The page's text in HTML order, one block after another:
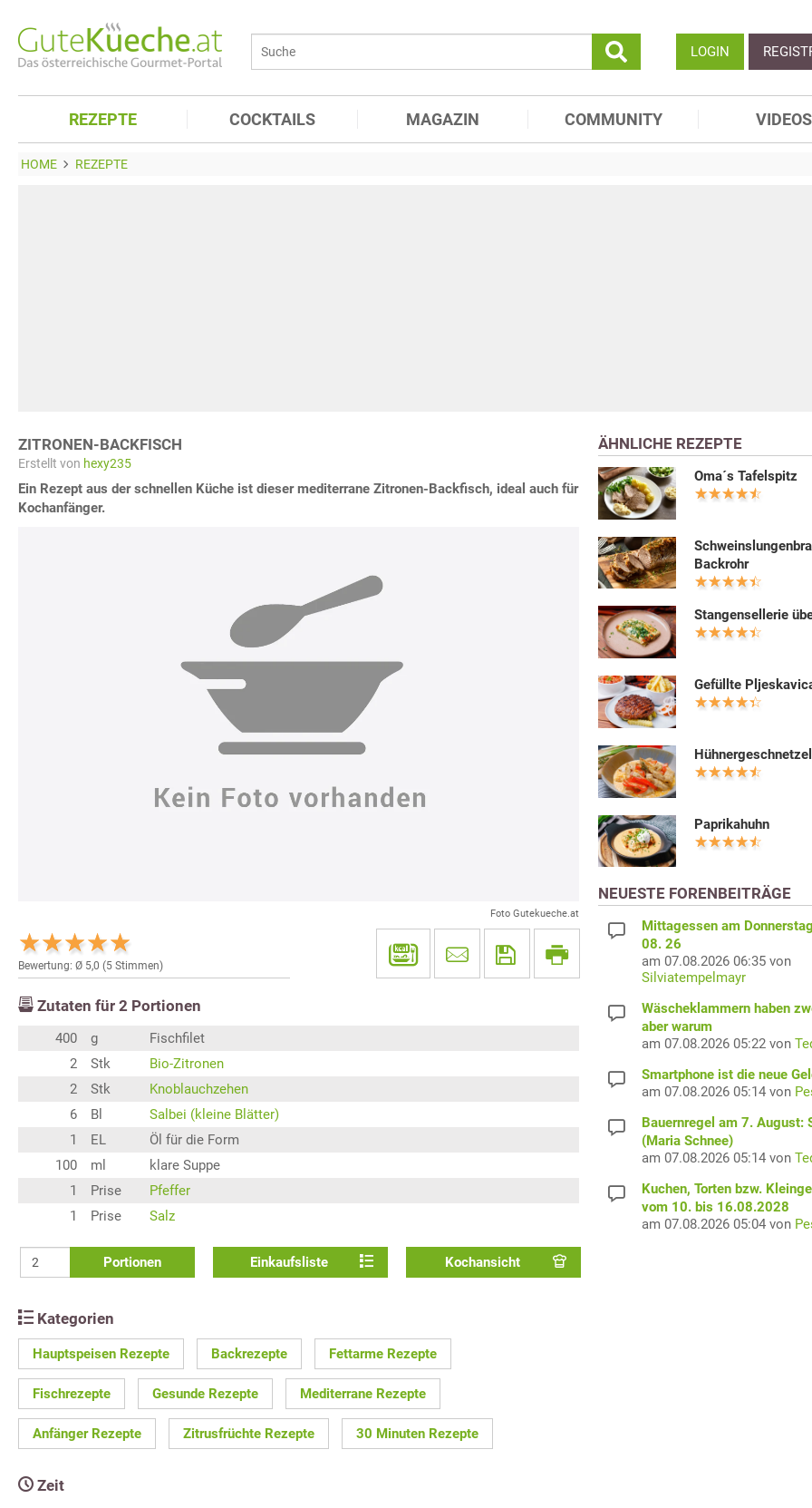
LOGIN
REZEPTE COCKTAILS MAGAZIN COMMUNITY VIDEOS
HOME REZEPTE
ZITRONEN-BACKFISCH
Erstellt von hexy235
Ein Rezept aus der schnellen Küche ist dieser mediterrane Zitronen-Backfisch, ideal auch für
Kochanfänger.
Foto Gutekueche.at
Bewertung: Ø 5,0 (5 Stimmen)
Zutaten für 2 Portionen
400 g
Fischfilet
2
Stk
Bio-Zitronen
2
Stk
Knoblauchzehen
6
Bl
Salbei (kleine Blätter)
1
EL
Öl für die Form
100
ml
klare Suppe
1
Prise
Pfeffer
1
Prise Salz
Portionen Einkaufsliste Kochansicht
Kategorien
Hauptspeisen Rezepte Backrezepte Fettarme Rezepte
Fischrezepte Gesunde Rezepte Mediterrane Rezepte
Anfänger Rezepte Zitrusfrüchte Rezepte 30 Minuten Rezepte
Zeit
ÄHNLICHE REZEPTE
Oma´s Tafelspitz
Backrohr
Stangensellerie
Gefüllte
Paprikahuhn
NEUESTE FORENBEITRÄGE
Mittagessen am
08. 26
am 07.08.2026 06:35 von
Silviatempelmayr
Wäscheklammern haben
aber warum
am 07.08.2026 05:22 von
Smartphone ist die neue
am 07.08.2026 05:14 von
Bauernregel am 7. August:
(Maria Schnee)
am 07.08.2026 05:14 von
Kuchen, Torten bzw.
vom 10. bis 16.08.2028
am 07.08.2026 05:04 von